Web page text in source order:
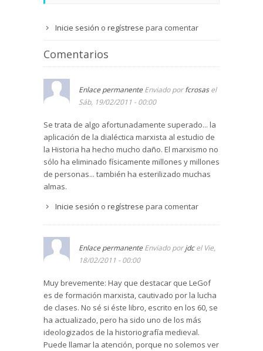
Inicie sesión o regístrese para comentar
Comentarios
Enlace permanente Enviado porfcrosasel
Sáb, 19/02/2011 - 00:00
Se trata de algo afortunadamente superado... la
aplicación de la dialéctica marxista al estudio de
la Historia ha hecho mucho daño. El marxismo no
sólo ha eliminado físicamente millones y millones
de personas... también ha esterilizado muchas
almas.
Inicie sesión o regístrese para comentar
Enlace permanente Enviado porjdcel Vie,
18/02/2011 - 00:00
Muy brevemente: Hay que destacar que LeGof
es de formación marxista, cautivado por la lucha
de clases. No sé si éste libro, escrito en los 60, se
ha actualizado, pero ha sido uno de los más
ideologizados de la historiografía medieval.
Puede llamar la atención, porque no solemos ver